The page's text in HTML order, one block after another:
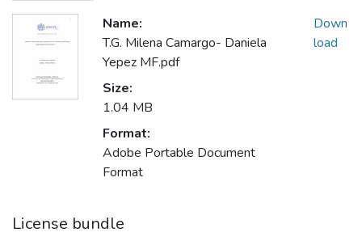
Name:
T.G. Milena Camargo- Daniela
Yepez MF.pdf
Size:
1.04 MB
Format:
Adobe Portable Document
Format
Down
load
License bundle